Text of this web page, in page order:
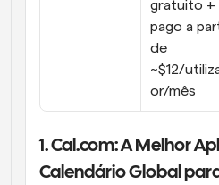
gratuito +
pago a
de
~$12/
or/mês
1. Cal.com: A Melhor
Calendário Global